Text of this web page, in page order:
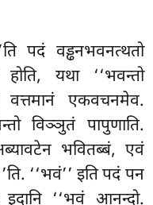
पदं वड्ढनभवनत्थतो
यथा ‘‘भवन्तो
वत्तमानं एकवचनमेव.
विञ्ञुतं पापुणाति.
भवितब्बं, एवं
‘‘भवं’’ इति पदं पन
इदानि ‘‘भवं आनन्दो.